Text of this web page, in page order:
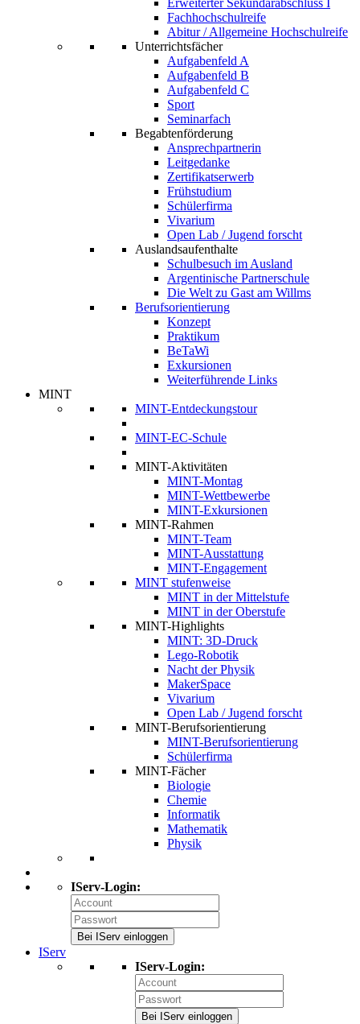
Erweiterter Sekundarabschluss I
Fachhochschulreife
Abitur / Allgemeine Hochschulreife
Unterrichtsfächer
Aufgabenfeld A
Aufgabenfeld B
Aufgabenfeld C
Sport
Seminarfach
Begabtenförderung
Ansprechpartnerin
Leitgedanke
Zertifikatserwerb
Frühstudium
Schülerfirma
Vivarium
Open Lab / Jugend forscht
Auslandsaufenthalte
Schulbesuch im Ausland
Argentinische Partnerschule
Die Welt zu Gast am Willms
Berufsorientierung
Konzept
Praktikum
BeTaWi
Exkursionen
Weiterführende Links
MINT
MINT-Entdeckungstour
MINT-EC-Schule
MINT-Aktivitäten
MINT-Montag
MINT-Wettbewerbe
MINT-Exkursionen
MINT-Rahmen
MINT-Team
MINT-Ausstattung
MINT-Engagement
MINT stufenweise
MINT in der Mittelstufe
MINT in der Oberstufe
MINT-Highlights
MINT: 3D-Druck
Lego-Robotik
Nacht der Physik
MakerSpace
Vivarium
Open Lab / Jugend forscht
MINT-Berufsorientierung
MINT-Berufsorientierung
Schülerfirma
MINT-Fächer
Biologie
Chemie
Informatik
Mathematik
Physik
IServ-Login:
Bei IServ einloggen
IServ
IServ-Login:
Bei IServ einloggen